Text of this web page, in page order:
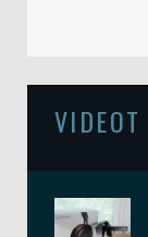
VIDEOT